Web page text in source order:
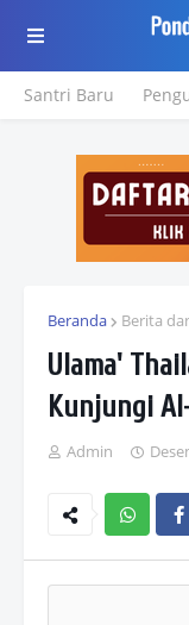
Santri Baru
Beranda Berita
Ulama'
Kunjungi
Admin
Wh